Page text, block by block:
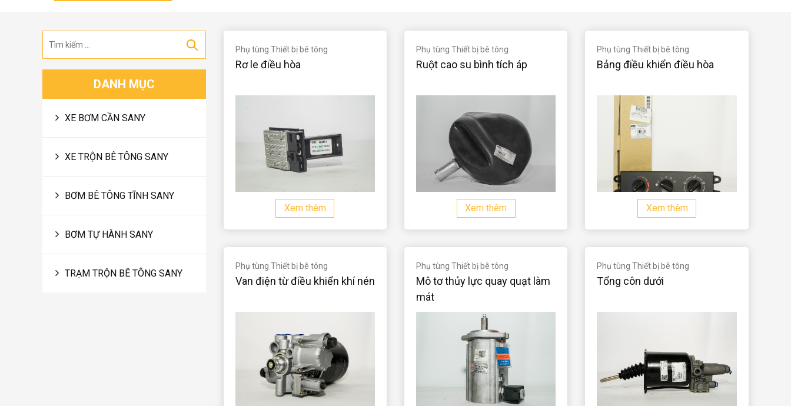
DANH MỤC
XE BƠM CẦN SANY
XE TRỘN BÊ TÔNG SANY
BƠM BÊ TÔNG TĨNH SANY
BƠM TỰ HÀNH SANY
TRẠM TRỘN BÊ TÔNG SANY
Phụ tùng Thiết bị bê tông
Rơ le điều hòa
Xem thêm
Phụ tùng Thiết bị bê tông
Ruột cao su bình tích áp
Xem thêm
Phụ tùng Thiết bị bê tông
Bảng điều khiển điều hòa
Xem thêm
Phụ tùng Thiết bị bê tông
Van điện từ điều khiển khí nén
Phụ tùng Thiết bị bê tông
Mô tơ thủy lực quay quạt làm
mát
Phụ tùng Thiết bị bê tông
Tổng côn dưới